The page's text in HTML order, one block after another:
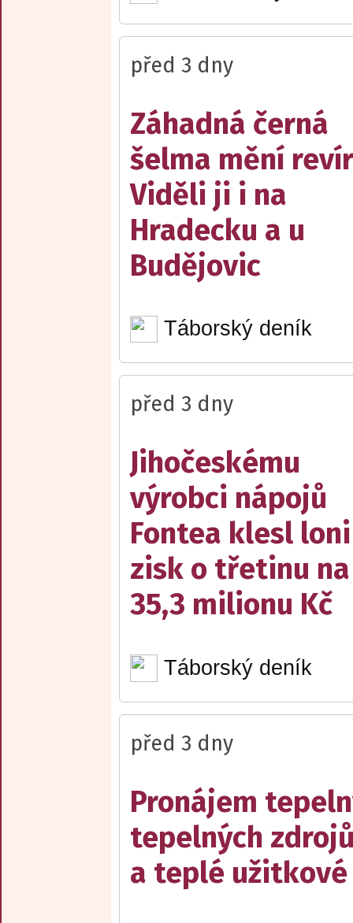
před 3 dny
Záhadná černá
šelma mění
Viděli ji i na
Hradecku a u
Budějovic
Táborský deník
před 3 dny
Jihočeskému
výrobci nápojů
Fontea klesl loni
zisk o třetinu na
35,3 milionu Kč
Táborský deník
před 3 dny
Pronájem
tepelných
a teplé užitkové